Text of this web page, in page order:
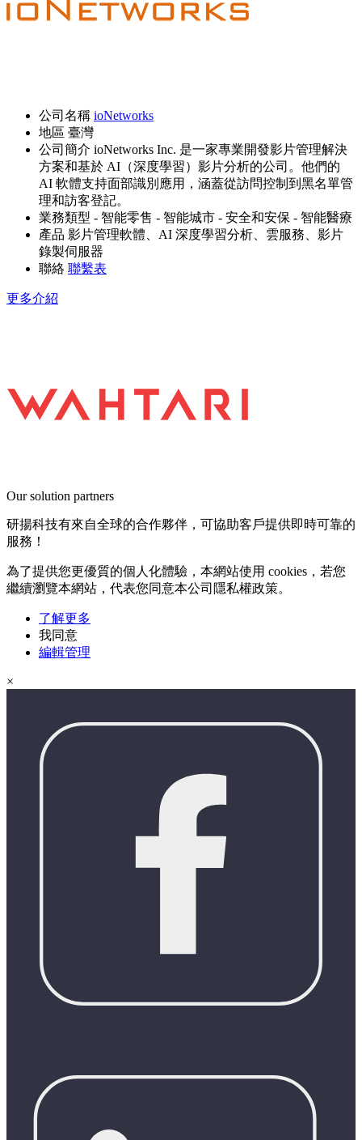
公司名稱 ioNetworks
地區 臺灣
公司簡介 ioNetworks Inc. 是一家專業開發影片管理解決
方案和基於 AI（深度學習）影片分析的公司。他們的
AI 軟體支持面部識別應用，涵蓋從訪問控制到黑名單管
理和訪客登記。
業務類型 - 智能零售 - 智能城市 - 安全和安保 - 智能醫療
產品 影片管理軟體、AI 深度學習分析、雲服務、影片
錄製伺服器
聯絡 聯繫表
更多介紹
Our solution partners
研揚科技有來自全球的合作夥伴，可協助客戶提供即時可靠的
服務！
為了提供您更優質的個人化體驗，本網站使用 cookies，若您
繼續瀏覽本網站，代表您同意本公司隱私權政策。
了解更多
我同意
編輯管理
×